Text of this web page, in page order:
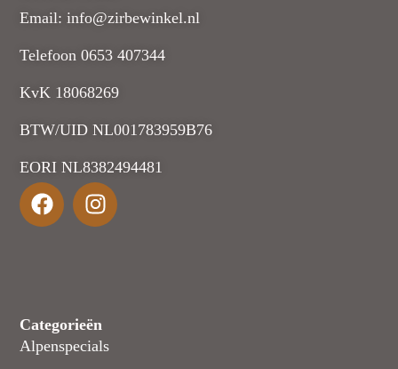
Email: info@zirbewinkel.nl
Telefoon 0653 407344
KvK 18068269
BTW/UID NL001783959B76
EORI NL8382494481
Categorieën
Alpenspecials